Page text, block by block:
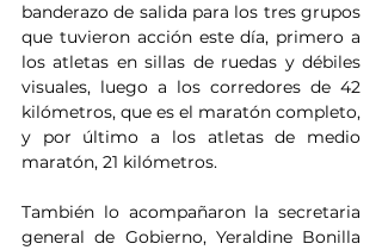
banderazo de salida para los tres grupos
que tuvieron acción este día, primero a
los atletas en sillas de ruedas y débiles
visuales, luego a los corredores de 42
kilómetros, que es el maratón completo,
y por último a los atletas de medio
maratón, 21 kilómetros.
También lo acompañaron la secretaria
general de Gobierno, Yeraldine Bonilla